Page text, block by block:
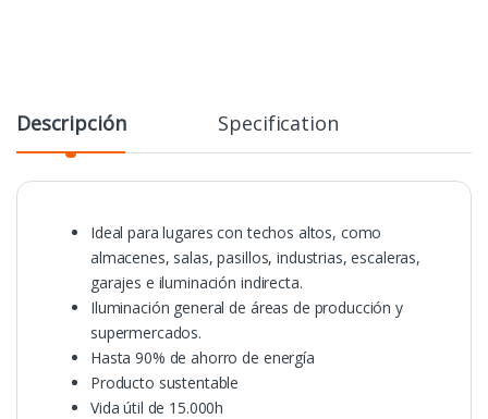
Descripción Specification
Ideal para lugares con techos altos, como
almacenes, salas, pasillos, industrias, escaleras,
garajes e iluminación indirecta.
Iluminación general de áreas de producción y
supermercados.
Hasta 90% de ahorro de energía
Producto sustentable
Vida útil de 15.000h